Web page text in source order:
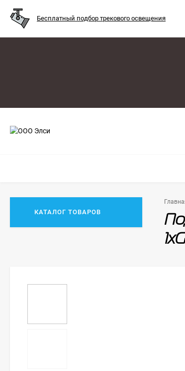
Бесплатный подбор трекового освещения
КАТАЛОГ ТОВАРОВ